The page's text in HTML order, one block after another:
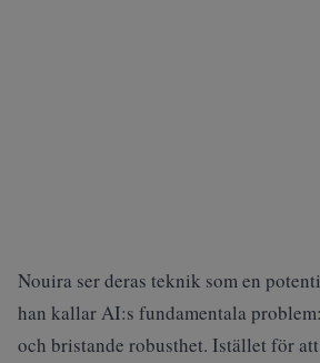
Nouira ser deras teknik som en
han kallar AI:s fundamentala
och bristande robusthet. Istället för